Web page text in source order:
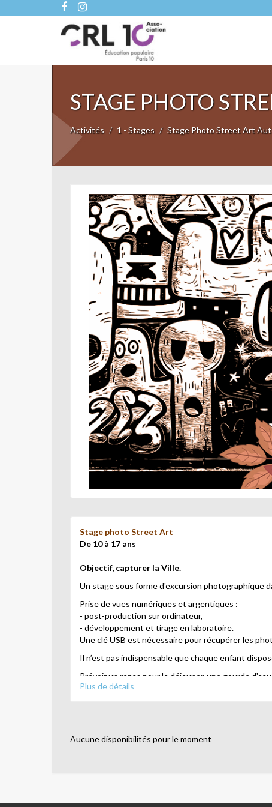
STAGE PHOTO
Activités 1 - Stages Stage Photo Street Art
Stage photo Street Art
De 10 à 17 ans
Objectif, capturer la Ville.
Un stage sous forme d'excursion photographique
Prise de vues numériques et argentiques :
- post-production sur ordinateur,
- développement et tirage en laboratoire.
Une clé USB est nécessaire pour récupérer les
Il n’est pas indispensable que chaque enfant
Prévoir un repas pour le déjeuner, une gourde
Plus de détails
Aucune disponibilités pour le moment